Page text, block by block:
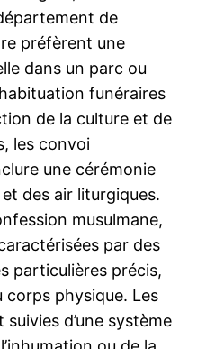
de
préfèrent une
dans un parc ou
funéraires
de la culture et de
les convoi
une cérémonie
des air liturgiques.
musulmane,
par des
particulières précis,
corps physique. Les
d’une système